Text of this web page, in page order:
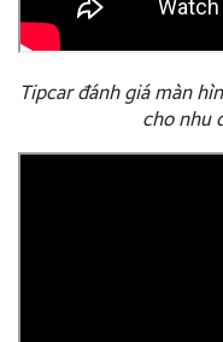
Tipcar đánh giá màn
cho nhu